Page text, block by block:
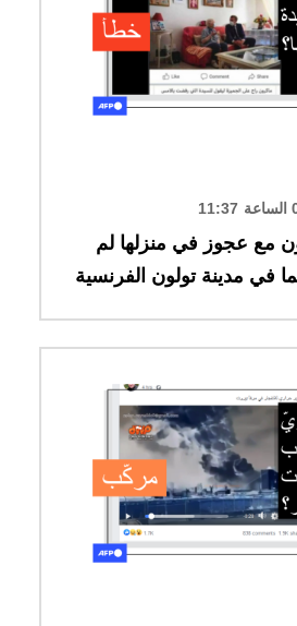
مع عجوز في منزلها لم
في مدينة تولون الفرنسية